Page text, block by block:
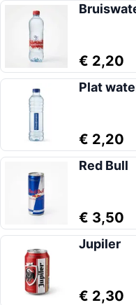
€ 2,20
Plat
€ 2,20
Red Bull
€ 3,50
Jupiler
€ 2,30